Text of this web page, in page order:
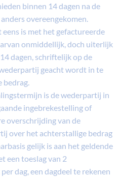
binnen 14 dagen na de
overeengekomen.
is met het gefactureerde
onmiddellijk, doch uiterlijk
dagen, schriftelijk op de
geacht wordt in te
bedrag.
is de wederpartij in
ingebrekestelling of
overschrijding van de
over het achterstallige bedrag
gelijk is aan het geldende
een toeslag van 2
dag, een dagdeel te rekenen